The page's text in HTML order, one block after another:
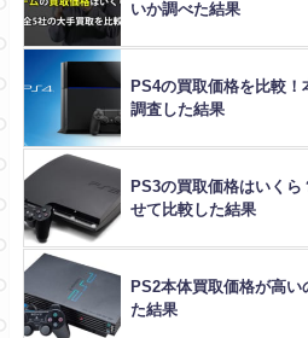
いか調べた結果
PS4の買取価格を比較
調査した結果
PS3の買取価格はいく
せて比較した結果
PS2本体買取価格が高
た結果